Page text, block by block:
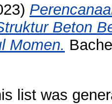
Beton
Momen.
list was